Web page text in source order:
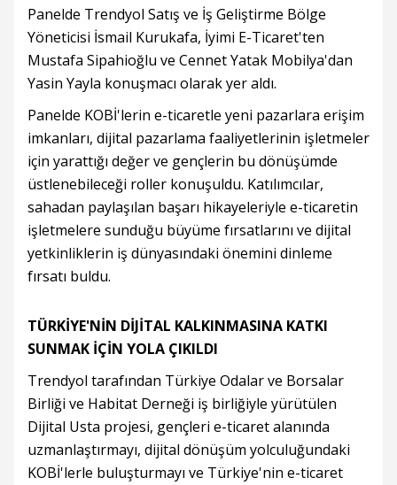
Panelde Trendyol Satış ve İş Geliştirme Bölge
Yöneticisi İsmail Kurukafa, İyimi E-Ticaret'ten
Mustafa Sipahioğlu ve Cennet Yatak Mobilya'dan
Yasin Yayla konuşmacı olarak yer aldı.
Panelde KOBİ'lerin e-ticaretle yeni pazarlara erişim
imkanları, dijital pazarlama faaliyetlerinin işletmeler
için yarattığı değer ve gençlerin bu dönüşümde
üstlenebileceği roller konuşuldu. Katılımcılar,
sahadan paylaşılan başarı hikayeleriyle e-ticaretin
işletmelere sunduğu büyüme fırsatlarını ve dijital
yetkinliklerin iş dünyasındaki önemini dinleme
fırsatı buldu.
TÜRKİYE'NİN DİJİTAL KALKINMASINA KATKI
SUNMAK İÇİN YOLA ÇIKILDI
Trendyol tarafından Türkiye Odalar ve Borsalar
Birliği ve Habitat Derneği iş birliğiyle yürütülen
Dijital Usta projesi, gençleri e-ticaret alanında
uzmanlaştırmayı, dijital dönüşüm yolculuğundaki
KOBİ'lerle buluşturmayı ve Türkiye'nin e-ticaret